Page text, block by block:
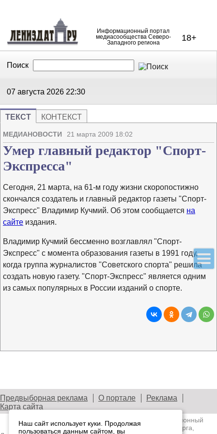
Информационный портал
медиасообщества Северо-
Западного региона
18+
Поиск
07 августа 2026 22:30
ТЕКСТ КОНТЕКСТ
МЕДИАНОВОСТИ 21 марта 2009 18:02
Умер главный редактор "Спорт-
Экспресса"
Сегодня, 21 марта, на 61-м году жизни скоропостижно
скончался создатель и главный редактор газеты "Спорт-
Экспресс" Владимир Кучмий. Об этом сообщается на
сайте издания.
Владимир Кучмий бессменно возглавлял "Спорт-
Экспресс" с момента образования газеты в 1991 году,
когда группа журналистов "Советского спорта" решила
создать новую газету. "Спорт-Экспресс" является одним
из самых популярных в России изданий о спорте.
Предвыборная реклама О портале
Реклама
Карта сайта
Лениздат.Ру
— информационный
портал медиасообщества Санкт-Петербурга,
Наш сайт использует куки. Продолжая
пользоваться данным сайтом, вы